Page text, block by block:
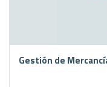
Gestión de